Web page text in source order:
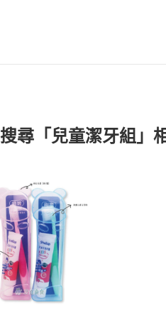
搜尋「兒童潔牙組」